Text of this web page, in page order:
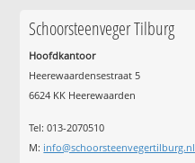
Schoorsteenveger Tilburg
Hoofdkantoor
Heerewaardensestraat 5
6624 KK Heerewaarden
Tel: 013-2070510
M: info@schoorsteenvegertilburg.nl